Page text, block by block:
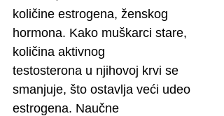
količine estrogena, ženskog
hormona. Kako muškarci stare,
količina aktivnog
testosterona u njihovoj krvi se
smanjuje, što ostavlja veći udeo
estrogena. Naučne